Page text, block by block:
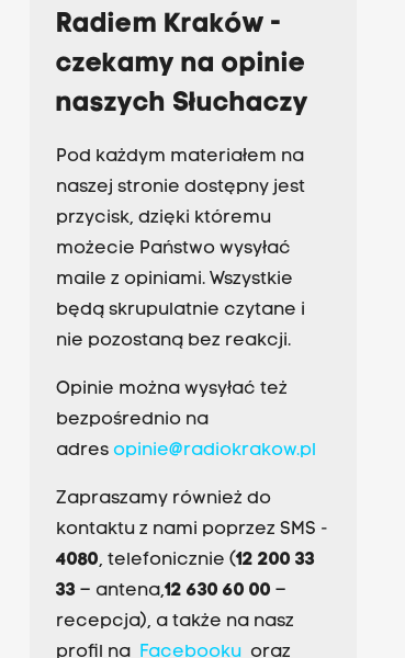
Radiem Kraków -
czekamy na opinie
naszych Słuchaczy
Pod każdym materiałem na
naszej stronie dostępny jest
przycisk, dzięki któremu
możecie Państwo wysyłać
maile z opiniami. Wszystkie
będą skrupulatnie czytane i
nie pozostaną bez reakcji.
Opinie można wysyłać też
bezpośrednio na
adres opinie@radiokrakow.pl
Zapraszamy również do
kontaktu z nami poprzez SMS -
4080, telefonicznie (12 200 33
33– antena,12 630 60 00 –
recepcja), a także na nasz
profil na Facebookuoraz